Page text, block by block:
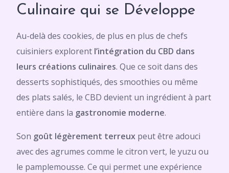
Culinaire qui se Développe
Au-delà des cookies, de plus en plus de chefs
cuisiniers explorent l’intégration du CBD dans
leurs créations culinaires. Que ce soit dans des
desserts sophistiqués, des smoothies ou même
des plats salés, le CBD devient un ingrédient à part
entière dans la gastronomie moderne.
Son goût légèrement terreux peut être adouci
avec des agrumes comme le citron vert, le yuzu ou
le pamplemousse. Ce qui permet une expérience